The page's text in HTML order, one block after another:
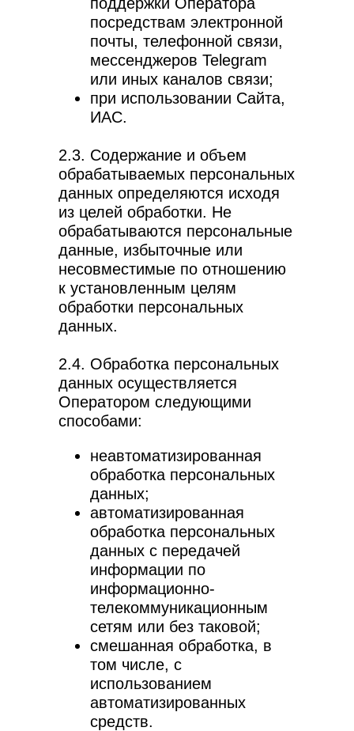
посредствам электронной
почты, телефонной связи,
мессенджеров Telegram
или иных каналов связи;
при использовании Сайта,
ИАС.
2.3. Содержание и объем
обрабатываемых персональных
данных определяются исходя
из целей обработки. Не
обрабатываются персональные
данные, избыточные или
несовместимые по отношению
к установленным целям
обработки персональных
данных.
2.4. Обработка персональных
данных осуществляется
Оператором следующими
способами:
неавтоматизированная
обработка персональных
данных;
автоматизированная
обработка персональных
данных с передачей
информации по
информационно-
телекоммуникационным
сетям или без таковой;
смешанная обработка, в
том числе, с
использованием
автоматизированных
средств.